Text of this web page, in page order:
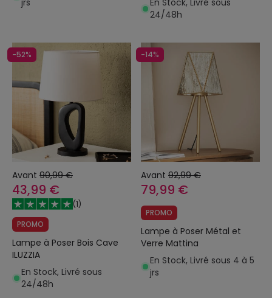
jrs
En Stock, Livré sous
24/48h
-52%
Avant 90,99 €
43,99 €
(1)
PROMO
Lampe à Poser Bois Cave
ILUZZIA
En Stock, Livré sous
24/48h
-14%
Avant 92,99 €
79,99 €
PROMO
Lampe à Poser Métal et
Verre Mattina
En Stock, Livré sous 4 à 5
jrs